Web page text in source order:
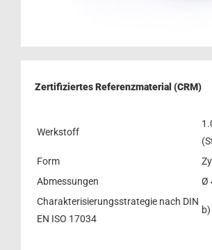
Zertifiziertes Referenzmaterial (CRM)
Werkstoff
Form
Abmessungen
Ø
Charakterisierungsstrategie nach DIN
EN ISO 17034
b)